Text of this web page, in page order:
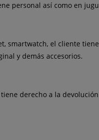
personal así como en
smartwatch, el cliente
y demás accesorios.
derecho a la